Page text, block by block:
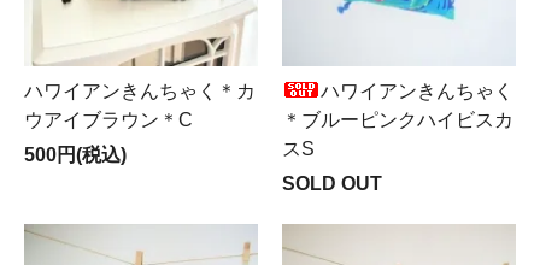
ハワイアンきんちゃく＊カ
ウアイブラウン＊C
500円(税込)
ハワイアンきんちゃく
＊ブルーピンクハイビスカ
スS
SOLD OUT